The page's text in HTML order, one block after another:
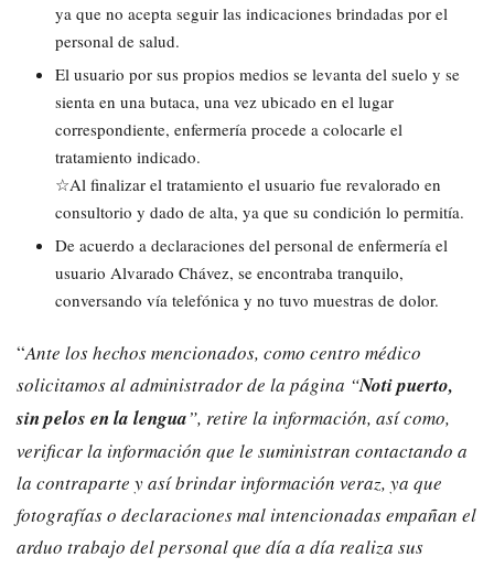
ya que no acepta seguir las indicaciones brindadas por el
personal de salud.
El usuario por sus propios medios se levanta del suelo y se
sienta en una butaca, una vez ubicado en el lugar
correspondiente, enfermería procede a colocarle el
tratamiento indicado.
☆Al finalizar el tratamiento el usuario fue revalorado en
consultorio y dado de alta, ya que su condición lo permitía.
De acuerdo a declaraciones del personal de enfermería el
usuario Alvarado Chávez, se encontraba tranquilo,
conversando vía telefónica y no tuvo muestras de dolor.
“Ante los hechos mencionados, como centro médico
solicitamos al administrador de la página “Noti puerto,
sin pelos en la lengua”, retire la información, así como,
verificar la información que le suministran contactando a
la contraparte y así brindar información veraz, ya que
fotografías o declaraciones mal intencionadas empañan el
arduo trabajo del personal que día a día realiza sus